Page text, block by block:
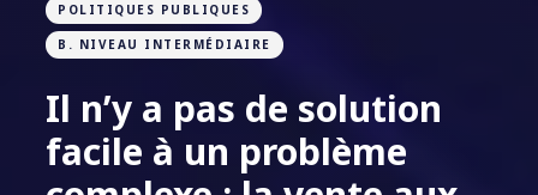
POLITIQUES PUBLIQUES
B. NIVEAU INTERMÉDIAIRE
Il n’y a pas de solution
facile à un problème